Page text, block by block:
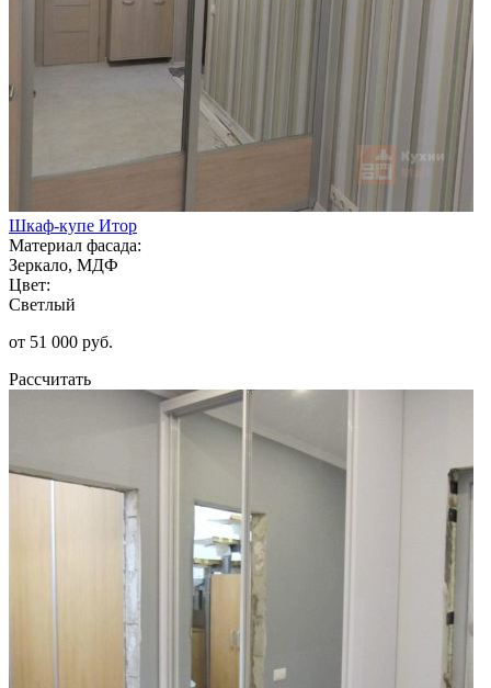
Шкаф-купе Итор
Материал фасада:
Зеркало, МДФ
Цвет:
Светлый
от 51 000 руб.
Рассчитать